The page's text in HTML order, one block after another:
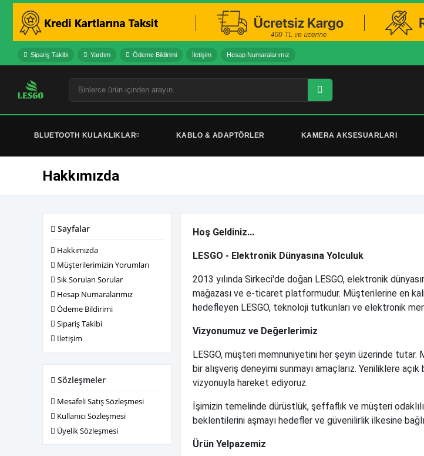
Sipariş Takibi Yardım Ödeme Bildirimi İletişim Hesap Numaralarımız
BLUETOOTH KULAKLIKLAR KABLO & ADAPTÖRLER KAMERA AKSESUARLARI
Hakkımızda
Sayfalar
Hakkımızda
Müşterilerimizin Yorumları
Sık Sorulan Sorular
Hesap Numaralarımız
Ödeme Bildirimi
Sipariş Takibi
İletişim
Sözleşmeler
Mesafeli Satış Sözleşmesi
Kullanıcı Sözleşmesi
Üyelik Sözleşmesi
Hoş Geldiniz...
LESGO - Elektronik Dünyasına Yolculuk
2013 yılında Sirkeci'de doğan LESGO, elektronik
mağazası ve e-ticaret platformudur. Müşterilerine en
hedefleyen LESGO, teknoloji tutkunları ve elektronik
Vizyonumuz ve Değerlerimiz
LESGO, müşteri memnuniyetini her şeyin üzerinde
bir alışveriş deneyimi sunmayı amaçlarız. Yeniliklere
vizyonuyla hareket ediyoruz.
İşimizin temelinde dürüstlük, şeffaflık ve müşteri
beklentilerini aşmayı hedefler ve güvenilirlik ilkesine
Ürün Yelpazemiz